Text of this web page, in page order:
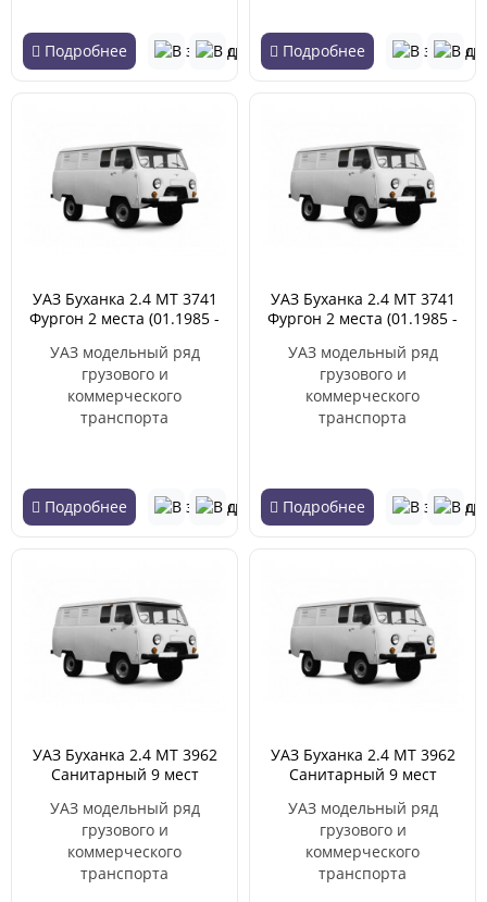
Подробнее Подробнее
УАЗ Буханка 2.4 MT 3741
Фургон 2 места (01.1985 -
УАЗ модельный ряд
грузового и
коммерческого
транспорта
Подробнее
УАЗ Буханка 2.4 MT 3741
Фургон 2 места (01.1985 -
УАЗ модельный ряд
грузового и
коммерческого
транспорта
Подробнее
УАЗ Буханка 2.4 MT 3962
Санитарный 9 мест
УАЗ модельный ряд
грузового и
коммерческого
транспорта
УАЗ Буханка 2.4 MT 3962
Санитарный 9 мест
УАЗ модельный ряд
грузового и
коммерческого
транспорта